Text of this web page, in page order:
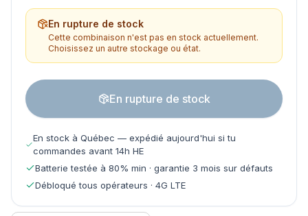
En rupture de stock
Cette combinaison n'est pas en stock actuellement.
Choisissez un autre stockage ou état.
En rupture de stock
En stock à Québec — expédié aujourd'hui si tu
commandes avant 14h HE
Batterie testée à 80% min · garantie 3 mois sur défauts
Débloqué tous opérateurs · 4G LTE